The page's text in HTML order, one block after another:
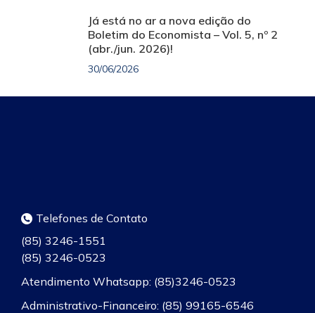
Já está no ar a nova edição do
Boletim do Economista – Vol. 5, nº 2
(abr./jun. 2026)!
30/06/2026
Telefones de Contato
(85) 3246-1551
(85) 3246-0523
Atendimento Whatsapp: (85)3246-0523
Administrativo-Financeiro: (85) 99165-6546